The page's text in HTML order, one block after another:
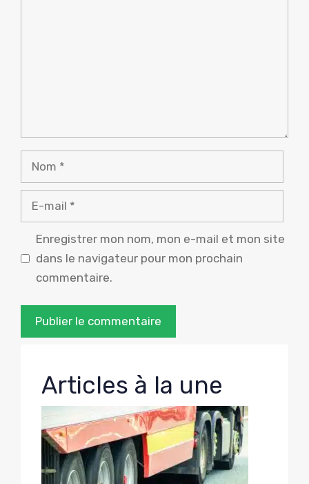
Nom
mail
Enregistrer mon nom, mon e-mail et mon site
dans le navigateur pour mon prochain
commentaire.
Articles à la une